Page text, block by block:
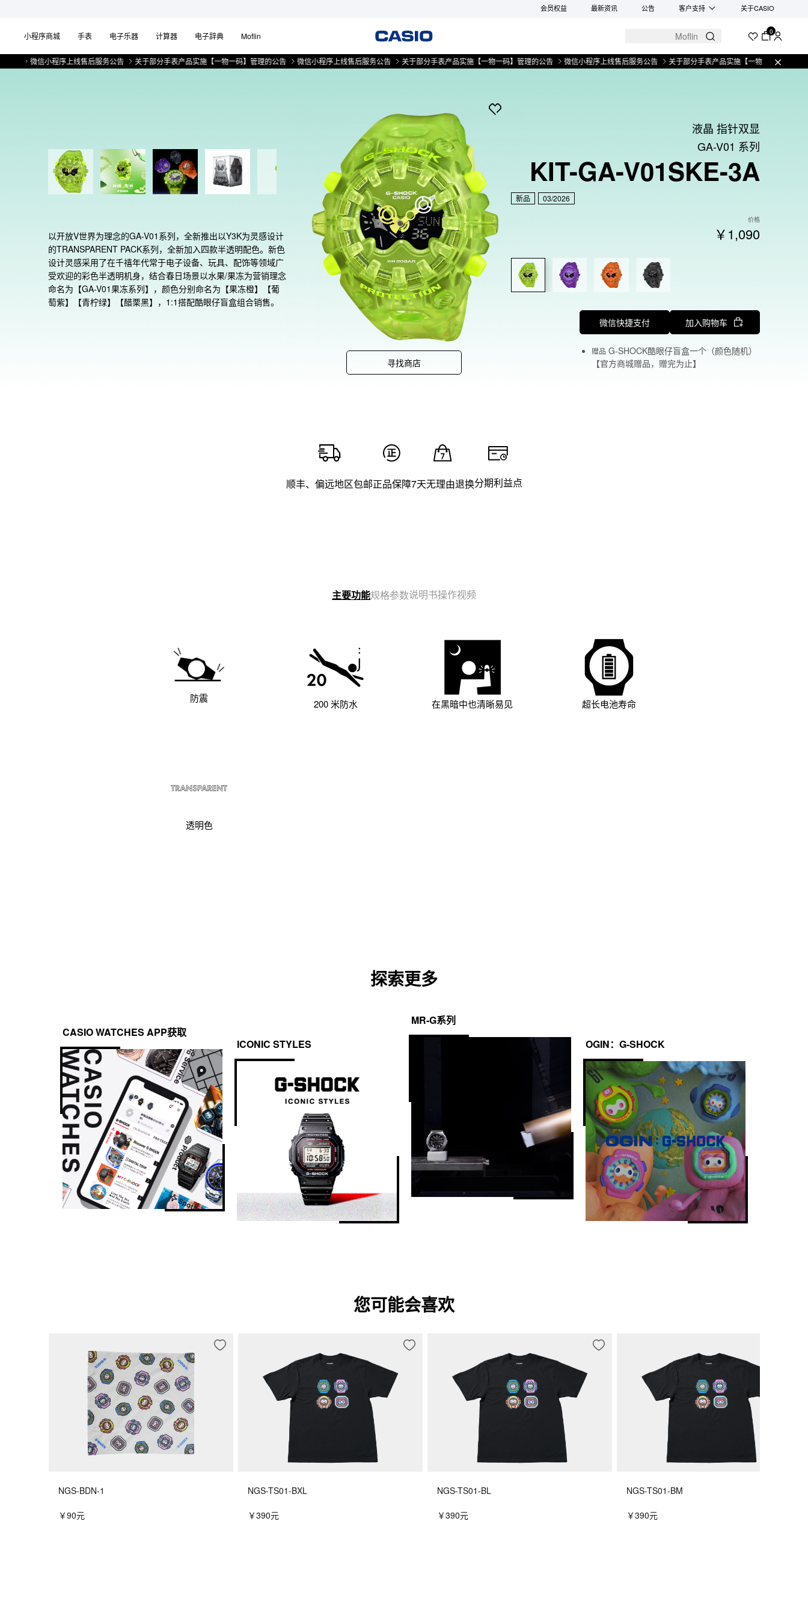
会员权益 最新资讯 公告 客户支持 关于CASIO
小程序商城 手表 电子乐器 计算器 电子辞典 Moflin 0
微信小程序上线售后服务公告 关于部分手表产品实施【一物一码】管理的公告 微信小程序上线售后服务公告 关于部分手表产品实施【一物一码】管理的公告 微信小程序上线售后服务公告 关于部分手表产品实施【一物一码】管理的公告
以开放V世界为理念的GA-V01系列，全新推出以Y3K为灵感设计
的TRANSPARENT PACK系列，全新加入四款半透明配色。新色
设计灵感采用了在千禧年代常于电子设备、玩具、配饰等领域广
受欢迎的彩色半透明机身，结合春日场景以水果/果冻为营销理念
命名为【GA-V01果冻系列】，颜色分别命名为【果冻橙】【葡
萄紫】【青柠绿】【醋栗黑】，1:1搭配酷眼仔盲盒组合销售。
寻找商店
液晶 指针双显
GA-V01 系列
KIT-GA-V01SKE-3A
新品 03/2026
价格
￥1,090
微信快捷支付 加入购物车
赠品 G-SHOCK酷眼仔盲盒一个（颜色随机）
【官方商城赠品，赠完为止】
顺丰、偏远地区包邮正品保障7天无理由退换分期利益点
主要功能规格参数说明书操作视频
防震 200 米防水 在黑暗中也清晰易见 超长电池寿命
透明色
探索更多
CASIO WATCHES APP获取
ICONIC STYLES
MR-G系列
OGIN：G-SHOCK
您可能会喜欢
NGS-BDN-1
￥90元
NGS-TS01-BXL
￥390元
NGS-TS01-BL
￥390元
NGS-TS01-BM
￥390元